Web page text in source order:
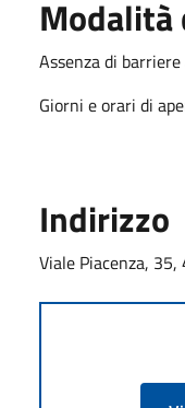
Modalità
Assenza di
Giorni e orari di
Indirizzo
Viale Piacenza,